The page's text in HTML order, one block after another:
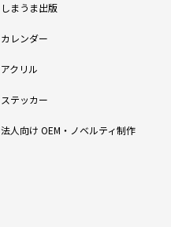
しまうま出版
カレンダー
アクリル
ステッカー
法人向け OEM・ノベルティ制作